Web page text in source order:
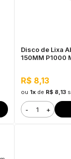
Disco de Lixa
150MM P1000
R$ 8,13
ou 1xde R$ 8,13
- +